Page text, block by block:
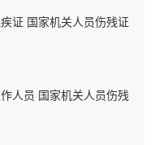
证 国家机关人员伤残证
人员 国家机关人员伤残